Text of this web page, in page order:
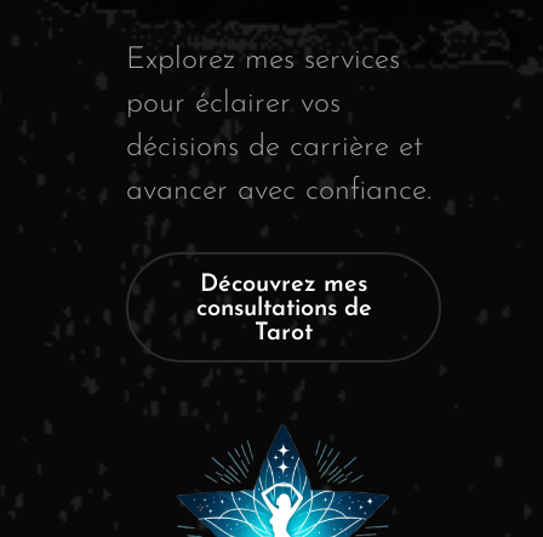
Explorez mes services
pour éclairer vos
décisions de carrière et
avancer avec confiance.
Découvrez mes
consultations de
Tarot